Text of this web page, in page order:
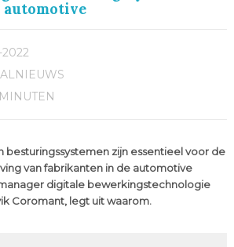
automotive
2022
besturingssystemen zijn essentieel voor de
van fabrikanten in de automotive
digitale bewerkingstechnologie
Coromant, legt uit waarom.